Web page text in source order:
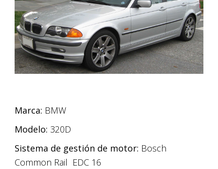
Marca: BMW
Modelo: 320D
Sistema de gestión de motor: Bosch
Common Rail EDC 16